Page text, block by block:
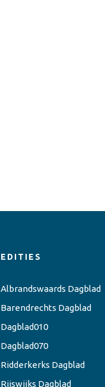
EDITIES
Albrandswaards Dagblad
Barendrechts Dagblad
Dagblad010
Dagblad070
Ridderkerks Dagblad
Rijswijks Dagblad